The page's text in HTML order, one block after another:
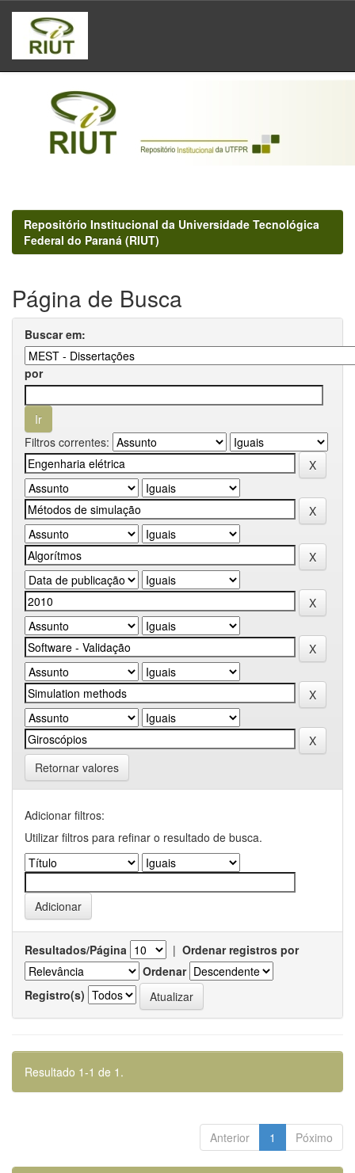
Skip
navigation
Repositório Institucional da Universidade Tecnológica
Federal do Paraná (RIUT)
Página de Busca
Buscar em:
por
Filtros correntes:
Retornar valores
Adicionar filtros:
Utilizar filtros para refinar o resultado de busca.
Resultados/Página | Ordenar registros por
Ordenar
Registro(s)
Resultado 1-1 de 1.
Anterior 1 Póximo